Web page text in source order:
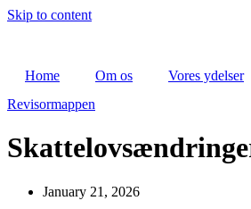
Skip to content
Home Om os Vores ydelser
Revisormappen
January 21, 2026